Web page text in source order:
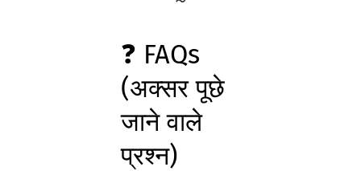
❓ FAQs
(अक्सर पूछे
जाने वाले
प्रश्न)